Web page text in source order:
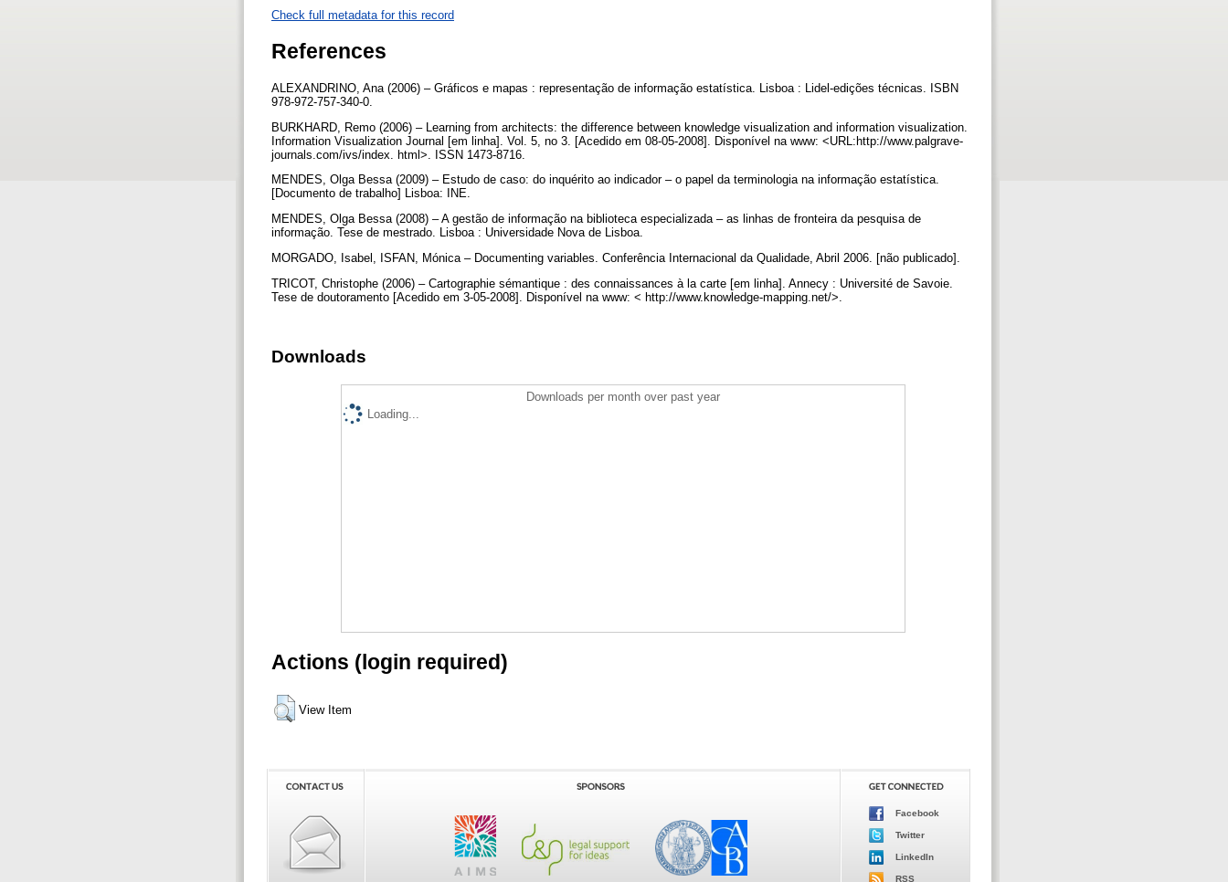
Check full metadata for this record
References
ALEXANDRINO, Ana (2006) – Gráficos e mapas : representação de informação estatística. Lisboa : Lidel-edições técnicas. ISBN
978-972-757-340-0.
BURKHARD, Remo (2006) – Learning from architects: the difference between knowledge visualization and information visualization.
Information Visualization Journal [em linha]. Vol. 5, no 3. [Acedido em 08-05-2008]. Disponível na www: <URL:http://www.palgrave-
journals.com/ivs/index. html>. ISSN 1473-8716.
MENDES, Olga Bessa (2009) – Estudo de caso: do inquérito ao indicador – o papel da terminologia na informação estatística.
[Documento de trabalho] Lisboa: INE.
MENDES, Olga Bessa (2008) – A gestão de informação na biblioteca especializada – as linhas de fronteira da pesquisa de
informação. Tese de mestrado. Lisboa : Universidade Nova de Lisboa.
MORGADO, Isabel, ISFAN, Mónica – Documenting variables. Conferência Internacional da Qualidade, Abril 2006. [não publicado].
TRICOT, Christophe (2006) – Cartographie sémantique : des connaissances à la carte [em linha]. Annecy : Université de Savoie.
Tese de doutoramento [Acedido em 3-05-2008]. Disponível na www: < http://www.knowledge-mapping.net/>.
Downloads
Downloads per month over past year
Loading...
Actions (login required)
View Item
Facebook
Twitter
LinkedIn
RSS